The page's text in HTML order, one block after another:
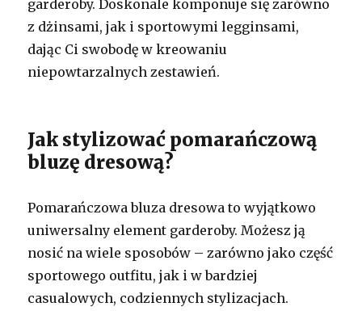
garderoby. Doskonale komponuje się zarówno
z dżinsami, jak i sportowymi legginsami,
dając Ci swobodę w kreowaniu
niepowtarzalnych zestawień.
Jak stylizować pomarańczową
bluzę dresową?
Pomarańczowa bluza dresowa to wyjątkowo
uniwersalny element garderoby. Możesz ją
nosić na wiele sposobów – zarówno jako część
sportowego outfitu, jak i w bardziej
casualowych, codziennych stylizacjach.